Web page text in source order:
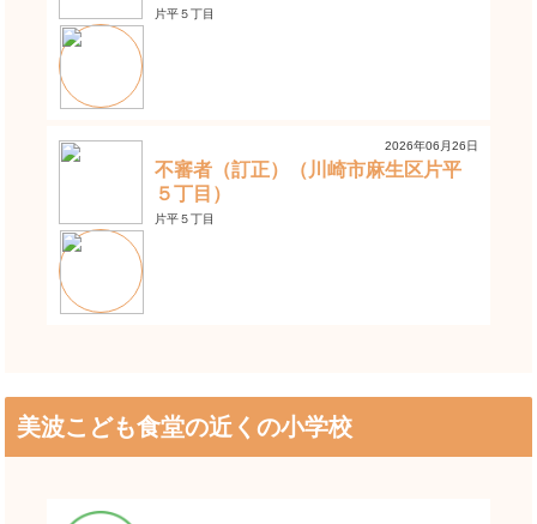
片平５丁目
2026年06月26日
不審者（訂正）（川崎市麻生区片平
５丁目）
片平５丁目
美波こども食堂の近くの小学校